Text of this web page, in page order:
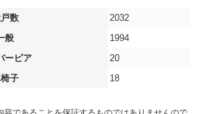
数
2032
般
1994
ーピア
20
子
18